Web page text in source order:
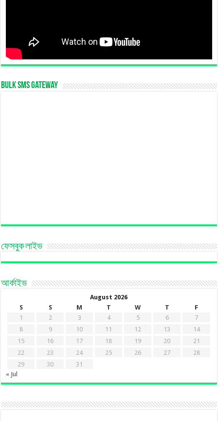
Bulk SMS Gateway
ফেসবুক লাইভ
আর্কাইভ
August 2026
S
S M T W T
F
1
2 3 4 5 6
7
8
9 10 11 12 13
14
15
16 17 18 19 20
21
22
23 24 25 26 27
28
29
30
31
« Jul